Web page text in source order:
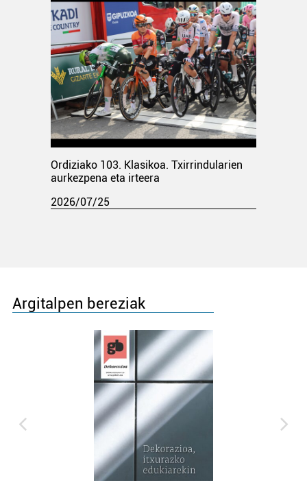
Ordiziako 103. Klasikoa. Txirrindularien
aurkezpena eta irteera
2026/07/25
Argitalpen bereziak